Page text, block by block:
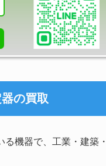
の買取
機器で、工業・建築